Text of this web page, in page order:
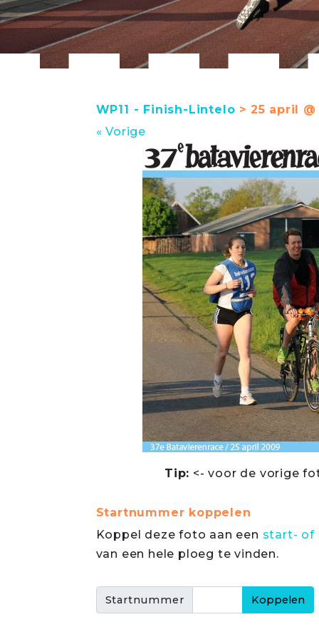
WP11 - Finish-Lintelo > 25 april @
« Vorige
Tip: <- voor de vorige
Startnummer koppelen
Koppel deze foto aan een start- of
van een hele ploeg te vinden.
Startnummer